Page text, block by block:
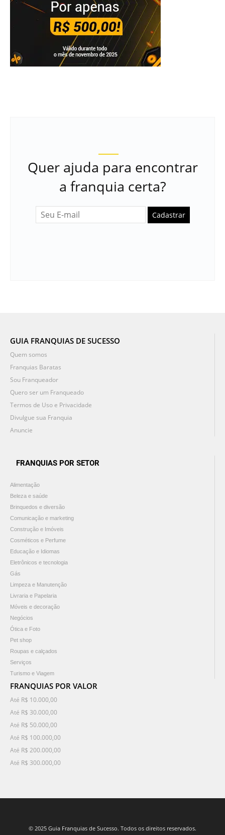
Quer ajuda para encontrar
a franquia certa?
Cadastrar
GUIA FRANQUIAS DE SUCESSO
Quem somos
Franquias Baratas
Sou Franqueador
Quero ser um Franqueado
Termos de Uso e Privacidade
Divulgue sua Franquia
Anuncie
FRANQUIAS POR SETOR
Alimentação
Beleza e saúde
Brinquedos e diversão
Comunicação e marketing
Construção e Imóveis
Cosméticos e Perfume
Educação e Idiomas
Eletrônicos e tecnologia
Gás
Limpeza e Manutenção
Livraria e Papelaria
Móveis e decoração
Negócios
Ótica e Foto
Pet shop
Roupas e calçados
Serviços
Turismo e Viagem
FRANQUIAS POR VALOR
Até R$ 10.000,00
Até R$ 30.000,00
Até R$ 50.000,00
Até R$ 100.000,00
Até R$ 200.000,00
Até R$ 300.000,00
© 2025 Guia Franquias de Sucesso. Todos os direitos reservados.